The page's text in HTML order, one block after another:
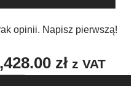
opinii. Napisz pierwszą!
zł z VAT